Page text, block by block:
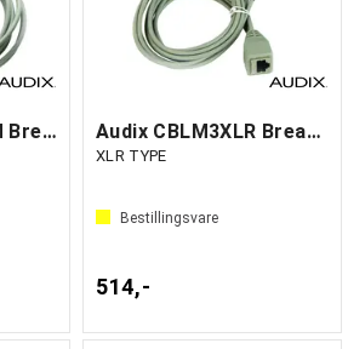
Audix CBLM3TERM Breakout cable for M3 Audix CBLM3XLR Breakout cable for M3
XLR TYPE
Bestillingsvare
514,-